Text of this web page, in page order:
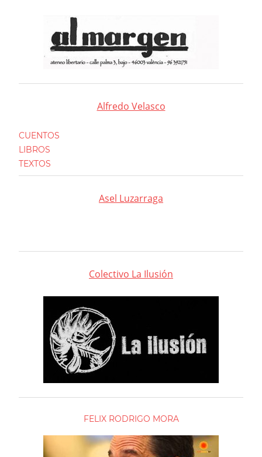
Alfredo Velasco
CUENTOS
LIBROS
TEXTOS
Asel Luzarraga
Colectivo La Ilusión
FELIX RODRIGO MORA